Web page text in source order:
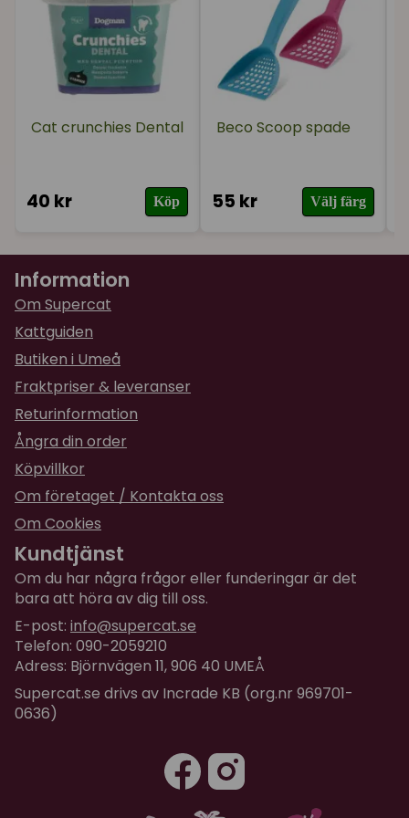
Kattsanden är ej parfymerad och väldigt dammfri
för att vara en klassisk kattsand.
Vikt: 12 kg
Cat crunchies Dental
40 kr Köp
Beco Scoop spade
55 kr Välj färg
Information
Om Supercat
Kattguiden
Butiken i Umeå
Fraktpriser & leveranser
Returinformation
Ångra din order
Köpvillkor
Om företaget / Kontakta oss
Om Cookies
Kundtjänst
Om du har några frågor eller funderingar är det
bara att höra av dig till oss.
E-post: info@supercat.se
Telefon: 090-2059210
Adress: Björnvägen 11, 906 40 UMEÅ
Supercat.se drivs av Incrade KB (org.nr 969701-
0636)